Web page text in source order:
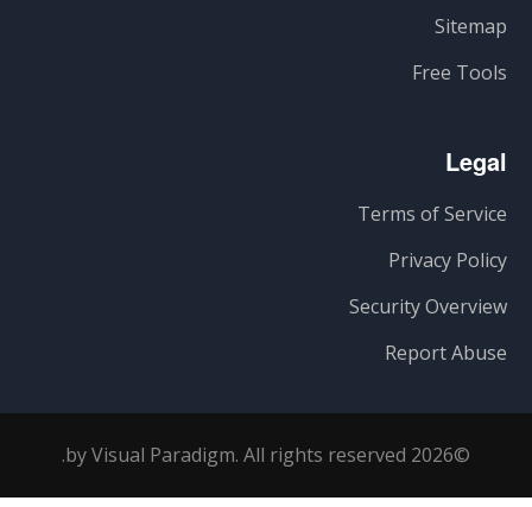
Sitemap
Free Tools
Legal
Terms of Service
Privacy Policy
Security Overview
Report Abuse
©2026 by Visual Paradigm. All rights reserved.